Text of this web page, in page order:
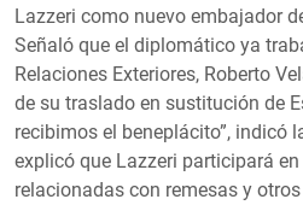
Lazzeri como nuevo embajador
Señaló que el diplomático ya
Relaciones Exteriores, Roberto
de su traslado en sustitución de
recibimos el beneplácito”, indicó
explicó que Lazzeri participará
relacionadas con remesas y